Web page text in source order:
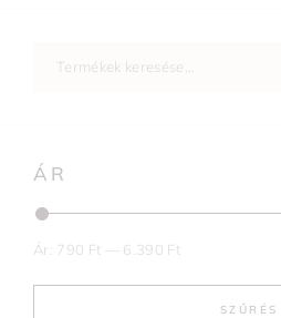
ÁR
SZŰRÉS
Ár: 790 Ft 6.390 Ft